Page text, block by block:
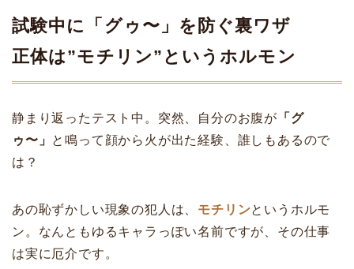
試験中に「グゥ〜」を防ぐ裏ワザ
正体は”モチリン”というホルモン
静まり返ったテスト中。突然、自分のお腹が 「グ
ゥ〜」 と鳴って顔から火が出た経験、誰しもあるので
は？
あの恥ずかしい現象の犯人は、 モチリンというホルモ
ン。なんともゆるキャラっぽい名前ですが、その仕事
は実に厄介です。